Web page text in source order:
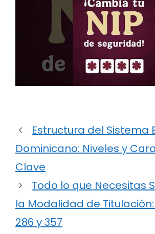
Estructura del Sistema
Dominicano: Niveles y
Clave
Todo lo que Necesitas
la Modalidad de
286 y 357